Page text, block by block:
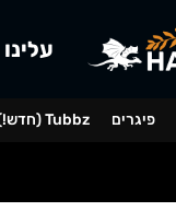
עלינו
(!חדש) Tubbz פיגרים